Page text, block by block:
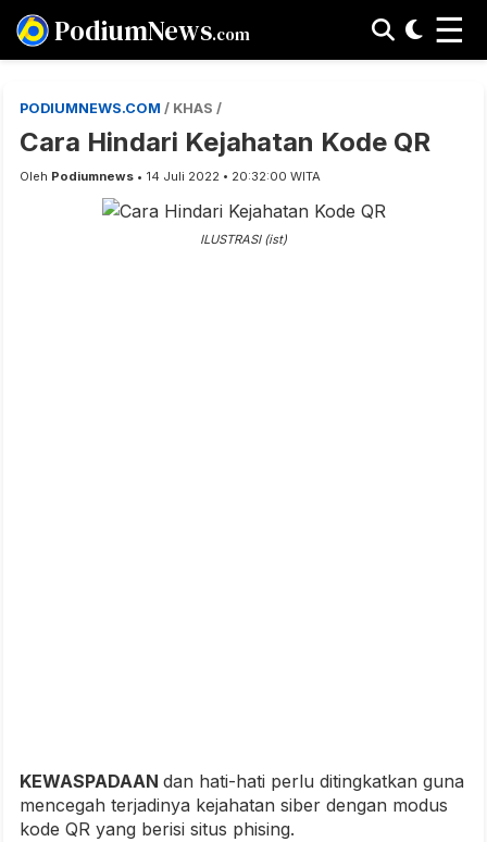
PodiumNews.com ☰
PODIUMNEWS.COM / KHAS /
Cara Hindari Kejahatan Kode QR
Oleh Podiumnews • 14 Juli 2022 • 20:32:00 WITA
ILUSTRASI (ist)
KEWASPADAAN dan hati-hati perlu ditingkatkan guna
mencegah terjadinya kejahatan siber dengan modus
kode QR yang berisi situs phising.